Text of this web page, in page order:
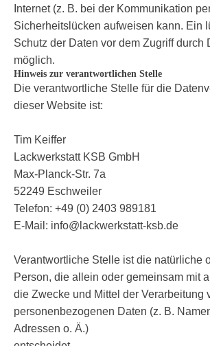
Internet (z. B. bei der Kommunikation
Sicherheitslücken aufweisen kann. Ein
Schutz der Daten vor dem Zugriff durch
möglich.
Hinweis zur verantwortlichen Stelle
Die verantwortliche Stelle für die
dieser Website ist:
Tim Keiffer
Lackwerkstatt KSB GmbH
Max-Planck-Str. 7a
52249 Eschweiler
Telefon: +49 (0) 2403 989181
E-Mail: info@lackwerkstatt-ksb.de
Verantwortliche Stelle ist die natürliche
Person, die allein oder gemeinsam mit
die Zwecke und Mittel der Verarbeitung
personenbezogenen Daten (z. B.
Adressen o. Ä.)